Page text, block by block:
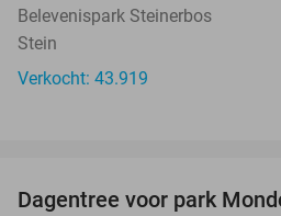
Belevenispark Steinerbos
Stein
Verkocht: 43.919
Dagentree voor park